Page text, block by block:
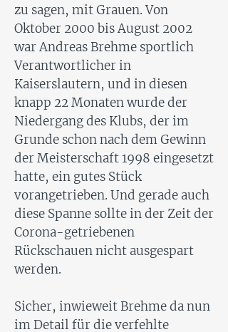
zu sagen, mit Grauen. Von
Oktober 2000 bis August 2002
war Andreas Brehme sportlich
Verantwortlicher in
Kaiserslautern, und in diesen
knapp 22 Monaten wurde der
Niedergang des Klubs, der im
Grunde schon nach dem Gewinn
der Meisterschaft 1998 eingesetzt
hatte, ein gutes Stück
vorangetrieben. Und gerade auch
diese Spanne sollte in der Zeit der
Corona-getriebenen
Rückschauen nicht ausgespart
werden.
Sicher, inwieweit Brehme da nun
im Detail für die verfehlte